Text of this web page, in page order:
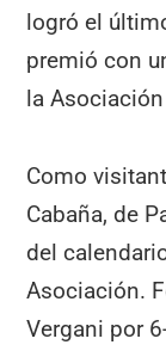
logró el
premió con
la
Como
Cabaña, de
del
Asociación.
Vergani por